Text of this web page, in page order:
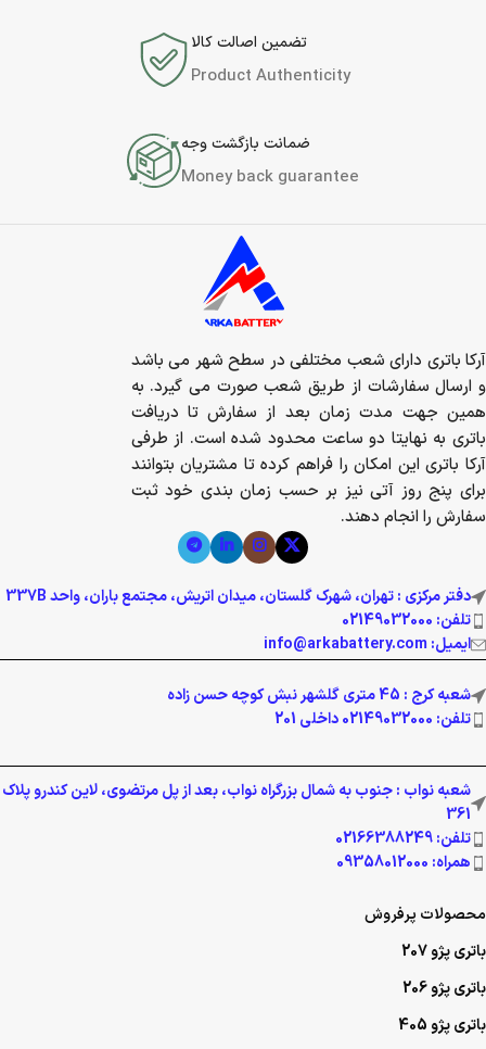
تضمین اصالت کالا
Product Authenticity
ضمانت بازگشت وجه
Money back guarantee
آرکا باتری دارای شعب مختلفی در سطح شهر می باشد
و ارسال سفارشات از طریق شعب صورت می گیرد. به
همین جهت مدت زمان بعد از سفارش تا دریافت
باتری به نهایتا دو ساعت محدود شده است. از طرفی
آرکا باتری این امکان را فراهم کرده تا مشتریان بتوانند
برای پنج روز آتی نیز بر حسب زمان بندی خود ثبت
سفارش را انجام دهند.
دفتر مرکزی : تهران، شهرک گلستان، میدان اتریش، مجتمع باران، واحد 337B
تلفن: 02149032000
ایمیل: info@arkabattery.com
شعبه کرج : 45 متری گلشهر نبش کوچه حسن زاده
تلفن: 02149032000 داخلی 201
شعبه نواب : جنوب به شمال بزرگراه نواب، بعد از پل مرتضوی، لاین کندرو پلاک
361
تلفن: 02166388249
همراه: 09358012000
محصولات پرفروش
باتری پژو 207
باتری پژو 206
باتری پژو 405